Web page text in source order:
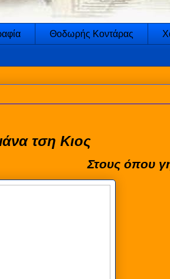
Θοδωρής Κοντάρας
τση Κιος
Στους όπου